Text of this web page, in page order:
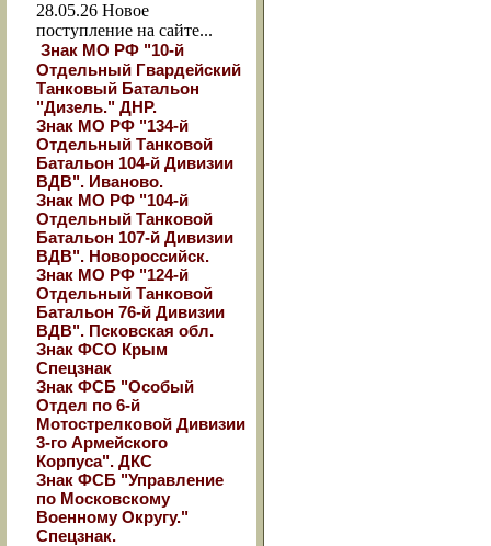
28.05.26 Новое
поступление на сайте...
Знак МО РФ "10-й
Отдельный Гвардейский
Танковый Батальон
"Дизель." ДНР.
Знак МО РФ "134-й
Отдельный Танковой
Батальон 104-й Дивизии
ВДВ". Иваново.
Знак МО РФ "104-й
Отдельный Танковой
Батальон 107-й Дивизии
ВДВ". Новороссийск.
Знак МО РФ "124-й
Отдельный Танковой
Батальон 76-й Дивизии
ВДВ". Псковская обл.
Знак ФСО Крым
Спецзнак
Знак ФСБ "Особый
Отдел по 6-й
Мотострелковой Дивизии
3-го Армейского
Корпуса". ДКС
Знак ФСБ "Управление
по Московскому
Военному Округу."
Спецзнак.